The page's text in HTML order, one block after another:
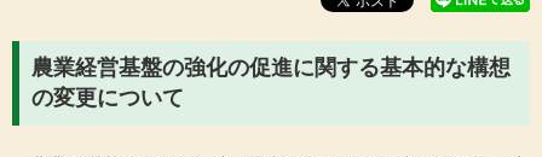
ュ
を
農業経営基盤の強化の促進に関する基本的な構想
の変更について